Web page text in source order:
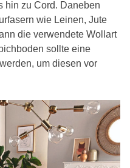
hin zu Cord. Daneben
wie Leinen, Jute
die verwendete Wollart
sollte eine
um diesen vor